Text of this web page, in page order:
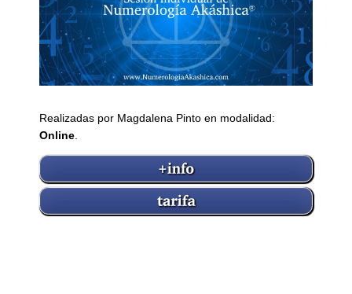
Realizadas por Magdalena Pinto en modalidad:
Online